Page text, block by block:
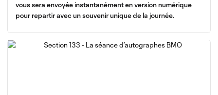
vous sera envoyée instantanément en version numérique
pour repartir avec un souvenir unique de la journée.